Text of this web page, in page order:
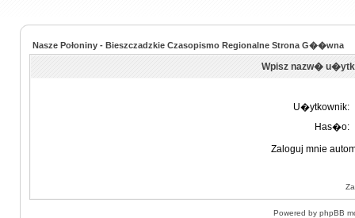
Nasze Połoniny - Bieszczadzkie Czasopismo Regionalne Strona G��wna
Wpisz nazw�
U�ytkownik:
Has�o:
Zaloguj mnie
Powered by phpBB